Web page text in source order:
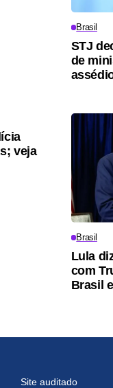
Brasil
STJ
de
veja
Brasil
Lula
com
Brasil
Site auditado